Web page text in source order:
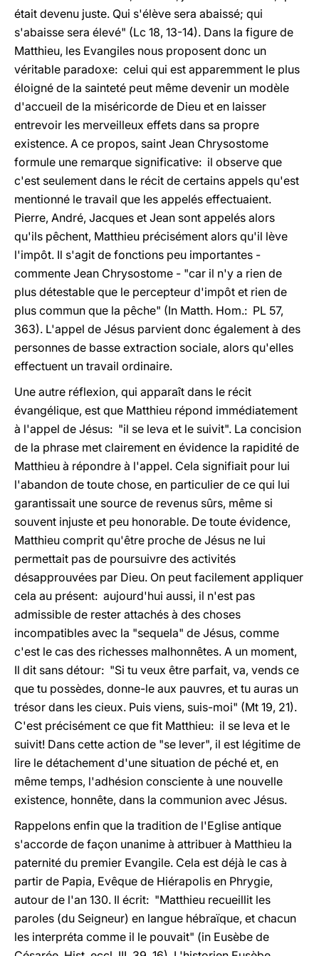
était devenu juste. Qui s'élève sera abaissé; qui
s'abaisse sera élevé" (Lc 18, 13-14). Dans la figure de
Matthieu, les Evangiles nous proposent donc un
véritable paradoxe: celui qui est apparemment le plus
éloigné de la sainteté peut même devenir un modèle
d'accueil de la miséricorde de Dieu et en laisser
entrevoir les merveilleux effets dans sa propre
existence. A ce propos, saint Jean Chrysostome
formule une remarque significative: il observe que
c'est seulement dans le récit de certains appels qu'est
mentionné le travail que les appelés effectuaient.
Pierre, André, Jacques et Jean sont appelés alors
qu'ils pêchent, Matthieu précisément alors qu'il lève
l'impôt. Il s'agit de fonctions peu importantes -
commente Jean Chrysostome - "car il n'y a rien de
plus détestable que le percepteur d'impôt et rien de
plus commun que la pêche" (In Matth. Hom.: PL 57,
363). L'appel de Jésus parvient donc également à des
personnes de basse extraction sociale, alors qu'elles
effectuent un travail ordinaire.
Une autre réflexion, qui apparaît dans le récit
évangélique, est que Matthieu répond immédiatement
à l'appel de Jésus: "il se leva et le suivit". La concision
de la phrase met clairement en évidence la rapidité de
Matthieu à répondre à l'appel. Cela signifiait pour lui
l'abandon de toute chose, en particulier de ce qui lui
garantissait une source de revenus sûrs, même si
souvent injuste et peu honorable. De toute évidence,
Matthieu comprit qu'être proche de Jésus ne lui
permettait pas de poursuivre des activités
désapprouvées par Dieu. On peut facilement appliquer
cela au présent: aujourd'hui aussi, il n'est pas
admissible de rester attachés à des choses
incompatibles avec la "sequela" de Jésus, comme
c'est le cas des richesses malhonnêtes. A un moment,
Il dit sans détour: "Si tu veux être parfait, va, vends ce
que tu possèdes, donne-le aux pauvres, et tu auras un
trésor dans les cieux. Puis viens, suis-moi" (Mt 19, 21).
C'est précisément ce que fit Matthieu: il se leva et le
suivit! Dans cette action de "se lever", il est légitime de
lire le détachement d'une situation de péché et, en
même temps, l'adhésion consciente à une nouvelle
existence, honnête, dans la communion avec Jésus.
Rappelons enfin que la tradition de l'Eglise antique
s'accorde de façon unanime à attribuer à Matthieu la
paternité du premier Evangile. Cela est déjà le cas à
partir de Papia, Evêque de Hiérapolis en Phrygie,
autour de l'an 130. Il écrit: "Matthieu recueillit les
paroles (du Seigneur) en langue hébraïque, et chacun
les interpréta comme il le pouvait" (in Eusèbe de